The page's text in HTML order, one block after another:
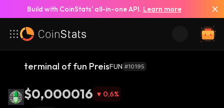
Build with CoinStats’ all-in-one API. Learn more
terminal of fun PreisFUN #10195
$0,000016 0,6%